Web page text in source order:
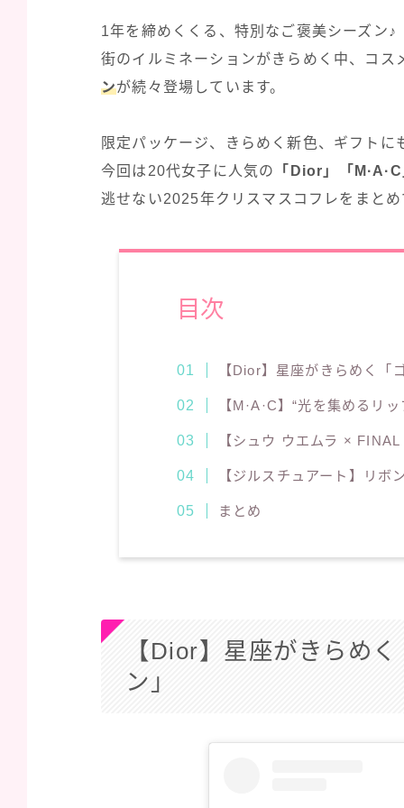
1年を締めくくる、特別なご褒美シーズン♪
街のイルミネーションがきらめく中、コス
ンが続々登場しています。
限定パッケージ、きらめく新色、ギフト
今回は20代女子に人気の
「Dior」「
逃せない2025年クリスマスコフレをまとめ
目次
【Dior】星座がきらめく「
【M·A·C】“光を集めるリ
【シュウ ウエムラ ×
【ジルスチュアート】リボ
まとめ
【Dior】星座がきらめ
ン」